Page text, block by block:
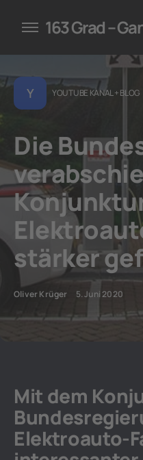
für
163 Grad –
Y YOUTUBE KANAL + BLOG
Die
stärker
Oliver Krüger 5. Juni 2020
Mit dem
Elektroauto-